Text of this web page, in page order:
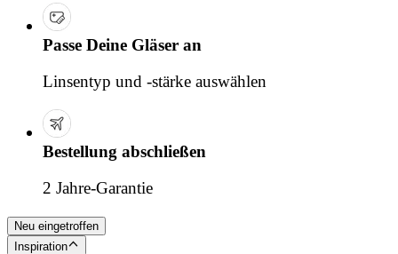
Passe Deine Gläser an
Linsentyp und -stärke auswählen
Bestellung abschließen
2 Jahre-Garantie
Neu eingetroffen
Inspiration